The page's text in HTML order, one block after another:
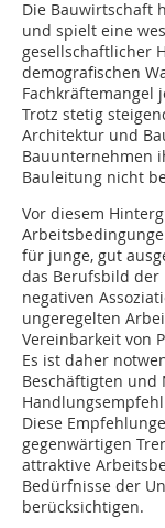
Die Bauwirtschaft
und spielt eine
gesellschaftlicher
demografischen
Fachkräftemangel
Trotz stetig
Architektur und
Bauunternehmen
Bauleitung nicht
Vor diesem
für junge, gut
das Berufsbild
negativen
ungeregelten
Vereinbarkeit von
Es ist daher
Beschäftigten und
Diese
gegenwärtigen
attraktive
Bedürfnisse der
berücksichtigen.